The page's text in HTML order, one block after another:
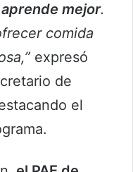
mejor.
comida
expresó
de
el